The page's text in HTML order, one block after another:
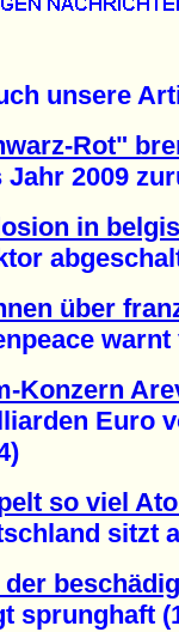
unsere
Rot"
2009
in
über
warnt
Konzern
Euro
so viel
sitzt
der